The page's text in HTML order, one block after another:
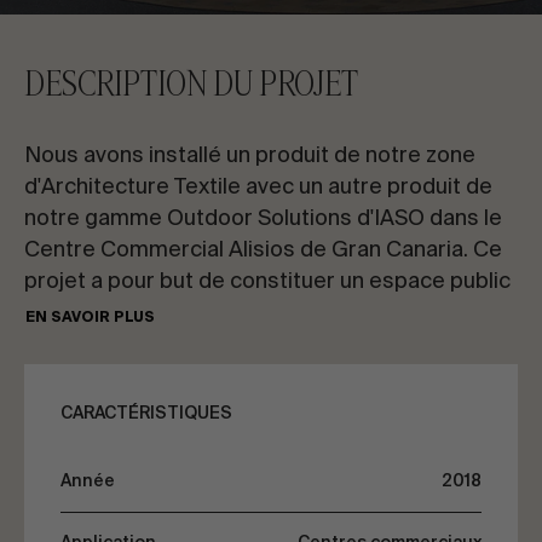
CONTACTEZ-NOUS
Conseil & Consulting
DESCRIPTION DU PROJET
Nous avons installé un produit de notre zone
d'Architecture Textile avec un autre produit de
notre gamme Outdoor Solutions d'IASO dans le
Centre Commercial Alisios de Gran Canaria. Ce
projet a pour but de constituer un espace public
couvert et personnalisé de la rue piétonne du
de ce centre commercial.
L’idée principale a été de créer un espace
spacieux des rues, étant les lieux où se trouvent
EN SAVOIR PLUS
CARACTÉRISTIQUES
Année 2018